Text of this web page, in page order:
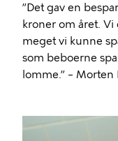
”Det gav en
kroner om året.
meget vi kunne
som beboerne
lomme.” –